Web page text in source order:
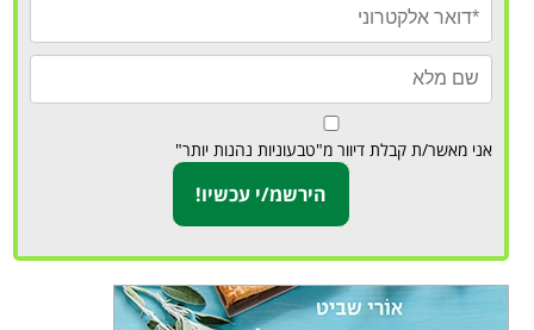
אני מאשר/ת קבלת דיוור מ"טבעוניות נהנות יותר"